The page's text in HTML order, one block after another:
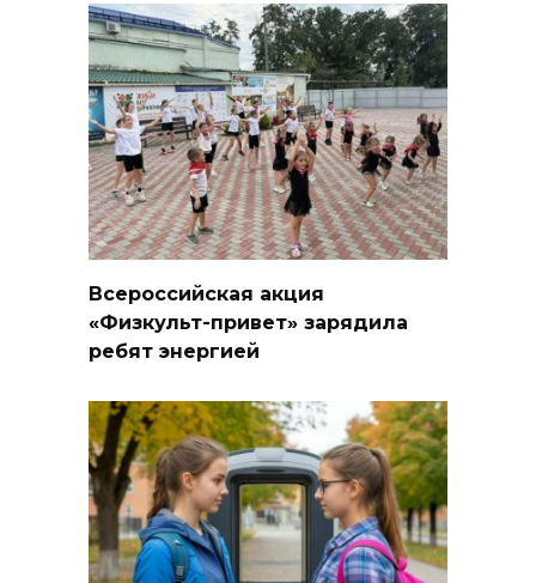
Всероссийская акция
«Физкульт-привет» зарядила
ребят энергией